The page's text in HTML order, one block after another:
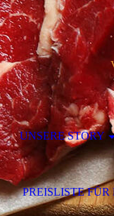
UNSERE STORY
PREISLISTE